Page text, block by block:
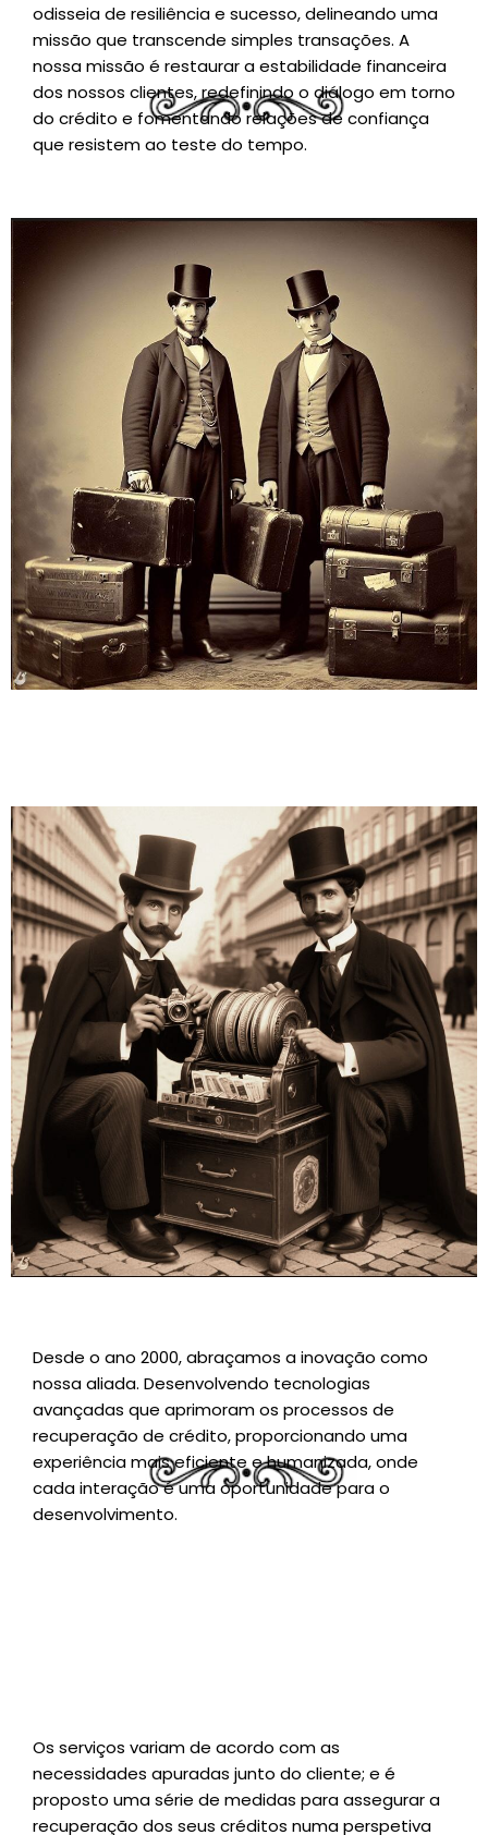
odisseia de resiliência e sucesso, delineando uma
missão que transcende simples transações. A
nossa missão é restaurar a estabilidade financeira
dos nossos clientes, redefinindo o diálogo em torno
do crédito e fomentando relações de confiança
que resistem ao teste do tempo.
Desde o ano 2000, abraçamos a inovação como
nossa aliada. Desenvolvendo tecnologias
avançadas que aprimoram os processos de
recuperação de crédito, proporcionando uma
experiência mais eficiente e humanizada, onde
cada interação é uma oportunidade para o
desenvolvimento.
Os serviços variam de acordo com as
necessidades apuradas junto do cliente; e é
proposto uma série de medidas para assegurar a
recuperação dos seus créditos numa perspetiva